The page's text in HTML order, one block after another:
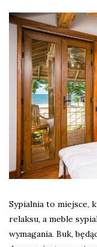
Sypialnia to miejsce,
relaksu, a meble
wymagania. Buk,